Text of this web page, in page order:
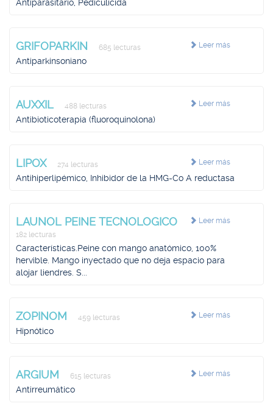
Antiparasitario, Pediculicida
Leer más
GRIFOPARKIN 685 lecturas
Antiparkinsoniano
Leer más
AUXXIL 488 lecturas
Antibioticoterapia (fluoroquinolona)
Leer más
LIPOX 274 lecturas
Antihiperlipémico, Inhibidor de la HMG-Co A reductasa
Leer más
LAUNOL PEINE TECNOLOGICO
182 lecturas
Características.Peine con mango anatómico, 100%
hervible. Mango inyectado que no deja espacio para
alojar liendres. S...
Leer más
ZOPINOM 459 lecturas
Hipnótico
Leer más
ARGIUM 615 lecturas
Antirreumático